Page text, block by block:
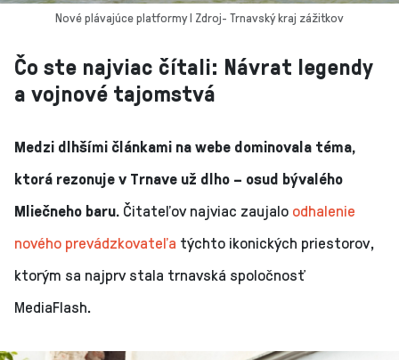
Nové plávajúce platformy I Zdroj- Trnavský kraj zážitkov
Čo ste najviac čítali: Návrat legendy
a vojnové tajomstvá
Medzi dlhšími článkami na webe dominovala téma,
ktorá rezonuje v Trnave už dlho – osud bývalého
Mliečneho baru. Čitateľov najviac zaujalo odhalenie
nového prevádzkovateľa týchto ikonických priestorov,
ktorým sa najprv stala trnavská spoločnosť
MediaFlash.